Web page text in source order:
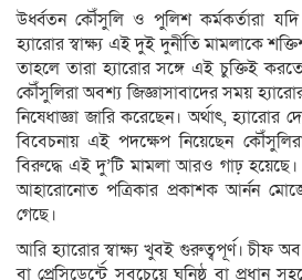
উর্ধ্বতন কৌঁসুলি ও পুলিশ কর্মকর্তারা
হ্যারোর স্বাক্ষ্য এই দুই দুর্নীতি মামলাকে
তাহলে তারা হ্যারোর সঙ্গে এই চুক্তিই
কৌঁসুলিরা অবশ্য জিজ্ঞাসাবাদের সময়
নিষেধাজ্ঞা জারি করেছেন। অর্থাৎ, হ্যারোর
বিবেচনায় এই পদক্ষেপ নিয়েছেন
বিরুদ্ধে এই দু’টি মামলা আরও গাঢ় হয়েছে।
আহারোনোত পত্রিকার প্রকাশক আর্নন
গেছে।
আরি হ্যারোর স্বাক্ষ্য খুবই গুরুত্বপূর্ণ। চীফ অব
বা প্রেসিডের্ন্টে সবচেয়ে ঘনিষ্ঠ বা প্রধান